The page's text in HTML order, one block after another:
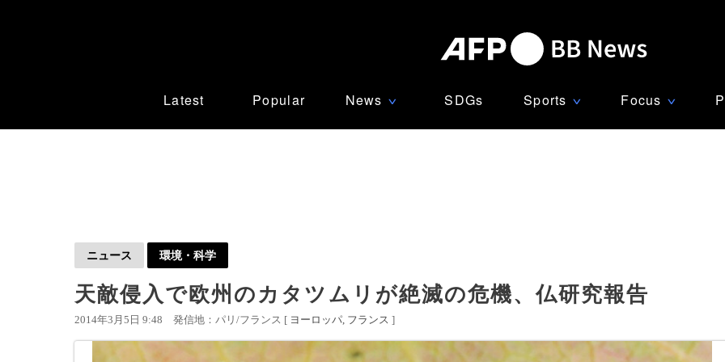
Latest Popular News ∨ SDGs Sports ∨ Focus ∨
ニュース 環境・科学
天敵侵入で欧州のカタツムリが絶滅の危機、仏研究報告
2014年3月5日 9:48 発信地：パリ/フランス [ ヨーロッパ フランス ]